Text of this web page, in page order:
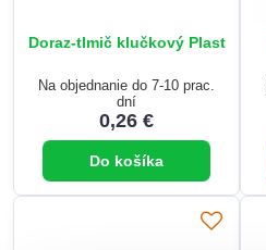
Doraz-tlmič klučkový Plast
Na objednanie do 7-10 prac.
dní
0,26 €
Do košíka